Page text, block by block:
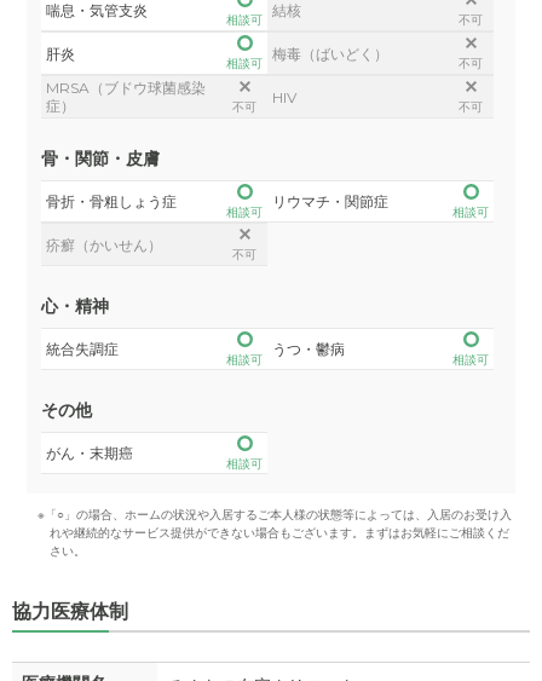
喘息・気管支炎
相談可
結核
不可
肝炎
相談可
梅毒（ばいどく）
不可
MRSA（ブドウ球菌感染
症）
不可
HIV
不可
骨・関節・皮膚
骨折・骨粗しょう症
相談可
リウマチ・関節症
相談可
疥癬（かいせん）
不可
心・精神
統合失調症
相談可
うつ・鬱病
相談可
その他
がん・末期癌
相談可
※「○」の場合、ホームの状況や入居するご本人様の状態等によっては、入居のお受け入
れや継続的なサービス提供ができない場合もございます。まずはお気軽にご相談くだ
さい。
協力医療体制